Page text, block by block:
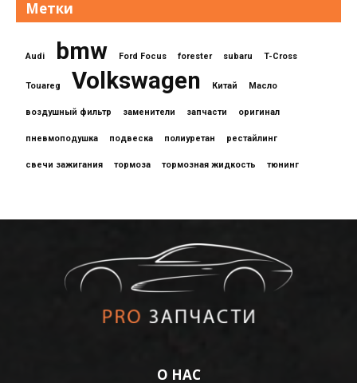
Метки
Audi bmw Ford Focus forester subaru T-Cross
Touareg Volkswagen Китай Масло
воздушный фильтр заменители запчасти оригинал
пневмоподушка подвеска полиуретан рестайлинг
свечи зажигания тормоза тормозная жидкость тюнинг
О НАС